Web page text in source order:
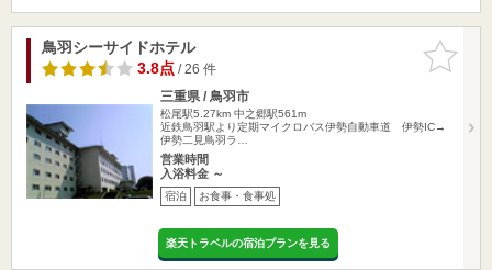
お気に入
りに追加
鳥羽シーサイドホテル
3.8点/ 26 件
三重県 / 鳥羽市
松尾駅5.27km 中之郷駅561m
近鉄鳥羽駅より定期マイクロバス伊勢自動車道 伊勢IC→
伊勢二見鳥羽ラ…
営業時間
入浴料金 ～
宿泊 お食事・食事処
楽天トラベルの宿泊プランを見る